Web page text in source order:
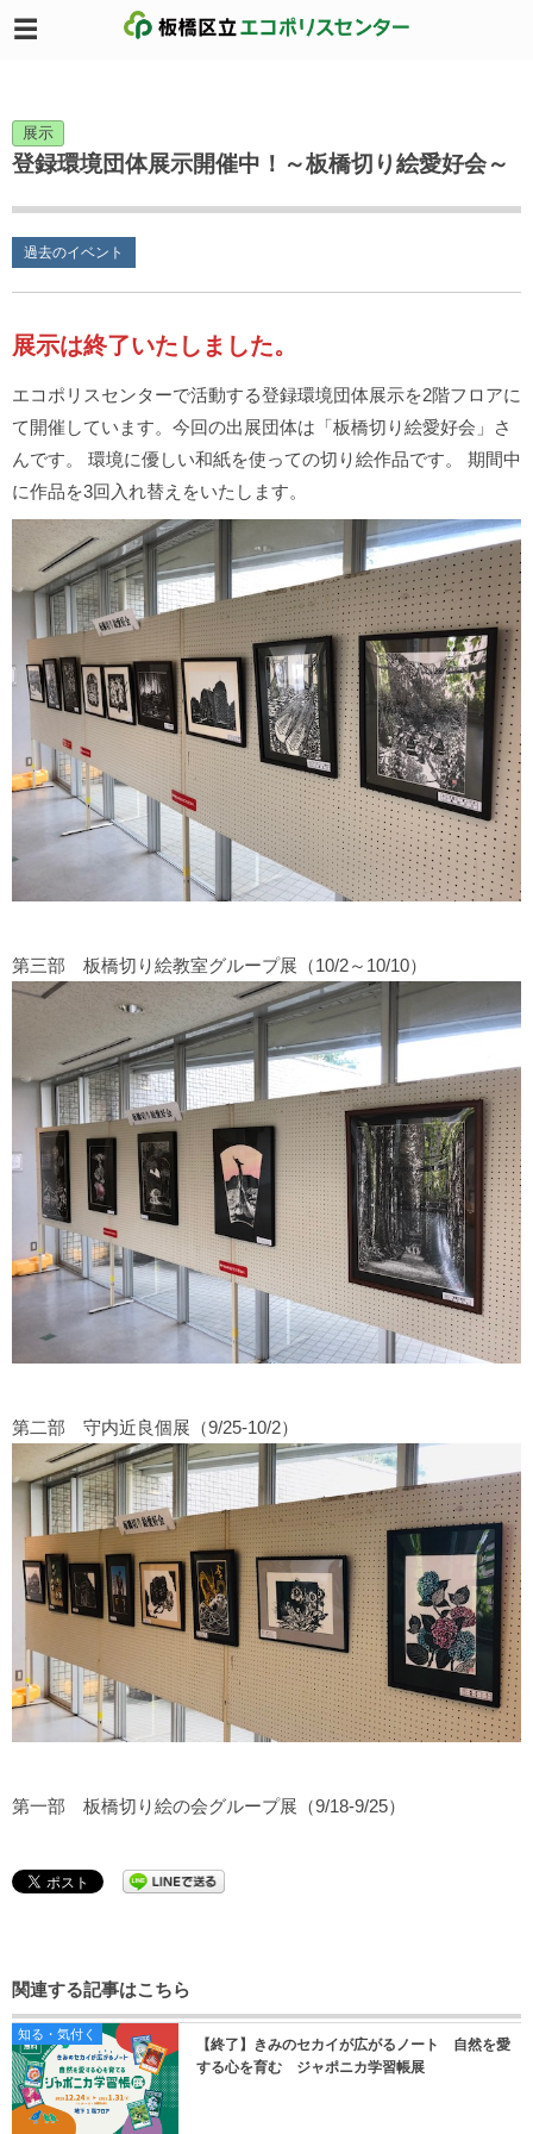
展示
登録環境団体展示開催中！～板橋切り絵愛好会～
過去のイベント
展示は終了いたしました。
エコポリスセンターで活動する登録環境団体展示を2階フロアに
て開催しています。今回の出展団体は「板橋切り絵愛好会」さ
んです。 環境に優しい和紙を使っての切り絵作品です。 期間中
に作品を3回入れ替えをいたします。
第三部 板橋切り絵教室グループ展（10/2～10/10）
第二部 守内近良個展（9/25-10/2）
第一部 板橋切り絵の会グループ展（9/18-9/25）
関連する記事はこちら
知る・気付く
【終了】きみのセカイが広がるノート 自然を愛
する心を育む ジャポニカ学習帳展